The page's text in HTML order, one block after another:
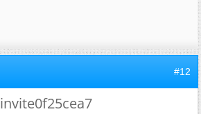
#12
invite0f25cea7